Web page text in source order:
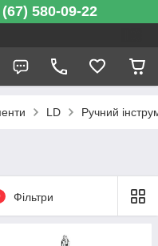
580-09-22
LD Ручний
Фільтри